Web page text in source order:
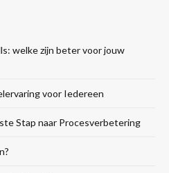
welke zijn beter voor jouw
voor Iedereen
Stap naar Procesverbetering